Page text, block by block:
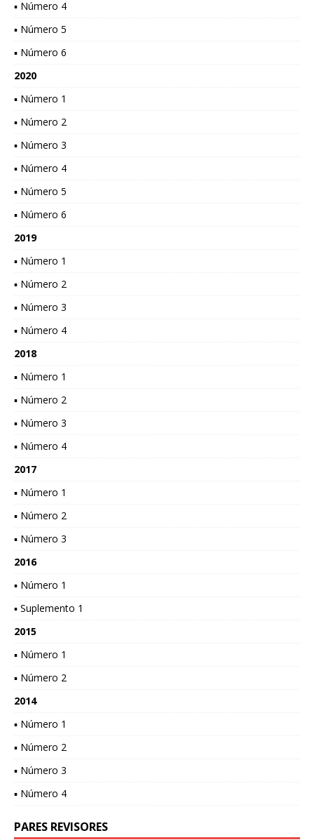
▪ Número 4
▪ Número 5
▪ Número 6
2020
▪ Número 1
▪ Número 2
▪ Número 3
▪ Número 4
▪ Número 5
▪ Número 6
2019
▪ Número 1
▪ Número 2
▪ Número 3
▪ Número 4
2018
▪ Número 1
▪ Número 2
▪ Número 3
▪ Número 4
2017
▪ Número 1
▪ Número 2
▪ Número 3
2016
▪ Número 1
▪ Suplemento 1
2015
▪ Número 1
▪ Número 2
2014
▪ Número 1
▪ Número 2
▪ Número 3
▪ Número 4
PARES REVISORES